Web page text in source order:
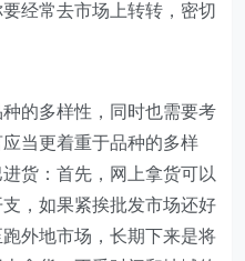
经常去市场上转转，密切
的多样性，同时也需要考
当更着重于品种的多样
货：首先，网上拿货可以
，如果紧挨批发市场还好
外地市场，长期下来是将